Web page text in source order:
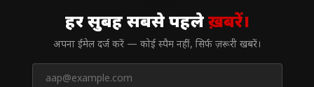
हर सुबह सबसे पहलेख़बरें।
अपना ईमेल दर्ज करें — कोई स्पैम नहीं, सिर्फ ज़रूरी खबरें।